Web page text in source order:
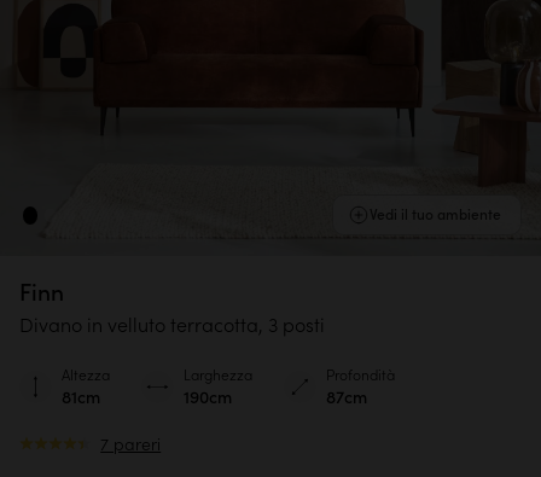
Vedi il tuo ambiente
Finn
Divano in velluto terracotta, 3 posti
7 pareri
Altezza
81cm
Larghezza
190cm
Profondità
87cm